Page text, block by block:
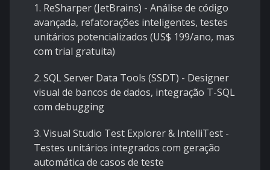
1. ReSharper (JetBrains) - Análise de código
avançada, refatorações inteligentes, testes
unitários potencializados (US$ 199/ano, mas
com trial gratuita)
2. SQL Server Data Tools (SSDT) - Designer
visual de bancos de dados, integração T-SQL
com debugging
3. Visual Studio Test Explorer & IntelliTest -
Testes unitários integrados com geração
automática de casos de teste